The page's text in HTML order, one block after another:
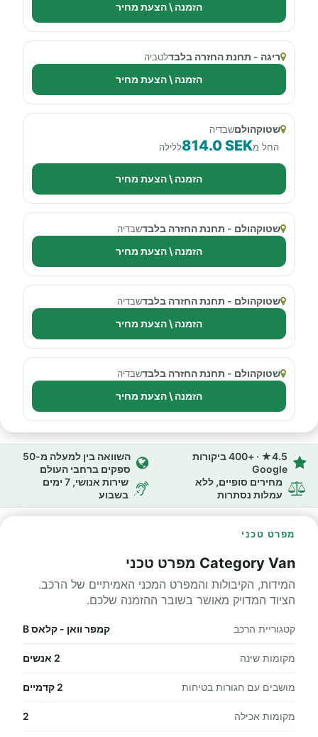
הזמנה \ הצעת מחיר
ריגה - תחנת החזרה בלבדלטביה
הזמנה \ הצעת מחיר
שטוקהולםשבדיה
החל מ814.0 SEKללילה
הזמנה \ הצעת מחיר
שטוקהולם - תחנת החזרה בלבדשבדיה
הזמנה \ הצעת מחיר
שטוקהולם - תחנת החזרה בלבדשבדיה
הזמנה \ הצעת מחיר
שטוקהולם - תחנת החזרה בלבדשבדיה
הזמנה \ הצעת מחיר
4.5★ · +400 ביקורות
Google
השוואה בין למעלה מ-50
ספקים ברחבי העולם
מחירים סופיים, ללא
עמלות נסתרות
שירות אנושי, 7 ימים
בשבוע
מפרט טכני
Category Van מפרט טכני
המידות, הקיבולות והמפרט המכני האמיתיים של הרכב.
הציוד המדויק מאושר בשובר ההזמנה שלכם.
קטגוריית הרכב קמפר וואן - קלאס B
מקומות שינה 2 אנשים
מושבים עם חגורות בטיחות 2 קדמיים
מקומות אכילה 2